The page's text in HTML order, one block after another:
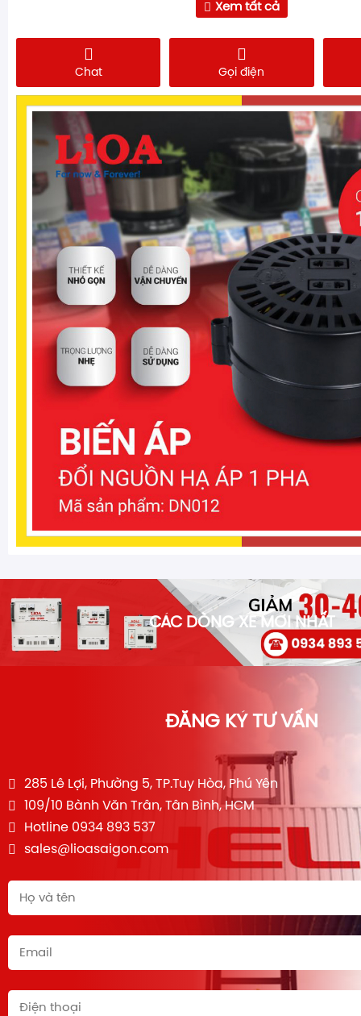
Xem tất cả
Chat Gọi điện
CÁC DÒNG XE MỚI NHẤT
ĐĂNG KÝ TƯ VẤN
285 Lê Lợi, Phường 5, TP.Tuy Hòa, Phú Yên
109/10 Bành Văn Trân, Tân Bình, HCM
Hotline 0934 893 537
sales@lioasaigon.com